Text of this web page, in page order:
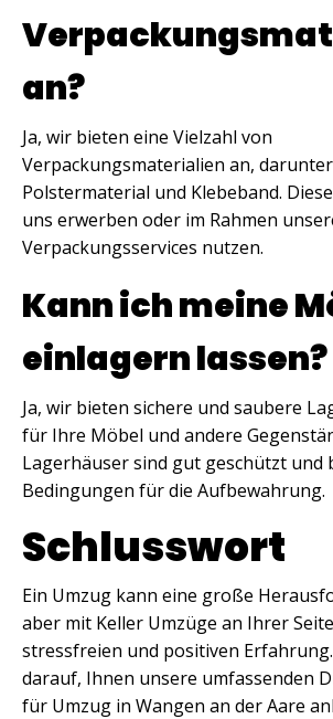
an?
Ja, wir bieten eine Vielzahl von
Verpackungsmaterialien an,
Polstermaterial und Klebeband.
uns erwerben oder im Rahmen
Verpackungsservices nutzen.
Kann ich meine
einlagern lassen?
Ja, wir bieten sichere und saubere
für Ihre Möbel und andere
Lagerhäuser sind gut geschützt und
Bedingungen für die Aufbewahrung.
Schlusswort
Ein Umzug kann eine große
aber mit Keller Umzüge an Ihrer
stressfreien und positiven
darauf, Ihnen unsere umfassenden
für Umzug in Wangen an der Aare